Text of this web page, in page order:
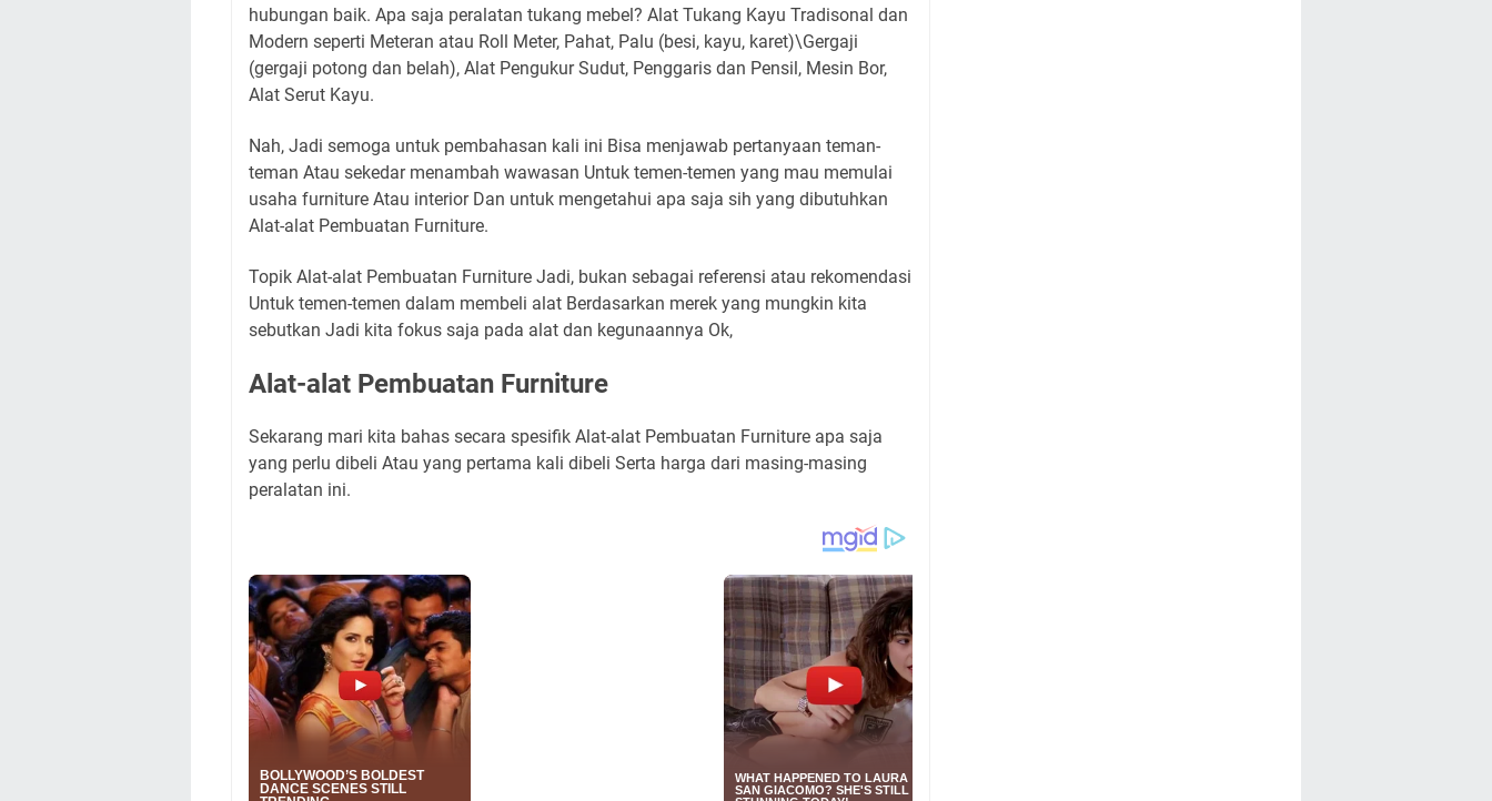
hubungan baik. Apa saja peralatan tukang mebel? Alat Tukang Kayu Tradisonal dan
Modern seperti Meteran atau Roll Meter, Pahat, Palu (besi, kayu, karet)\Gergaji
(gergaji potong dan belah), Alat Pengukur Sudut, Penggaris dan Pensil, Mesin Bor,
Alat Serut Kayu.
Nah, Jadi semoga untuk pembahasan kali ini Bisa menjawab pertanyaan teman-
teman Atau sekedar menambah wawasan Untuk temen-temen yang mau memulai
usaha furniture Atau interior Dan untuk mengetahui apa saja sih yang dibutuhkan
Alat-alat Pembuatan Furniture.
Topik Alat-alat Pembuatan Furniture Jadi, bukan sebagai referensi atau rekomendasi
Untuk temen-temen dalam membeli alat Berdasarkan merek yang mungkin kita
sebutkan Jadi kita fokus saja pada alat dan kegunaannya Ok,
Alat-alat Pembuatan Furniture
Sekarang mari kita bahas secara spesifik Alat-alat Pembuatan Furniture apa saja
yang perlu dibeli Atau yang pertama kali dibeli Serta harga dari masing-masing
peralatan ini.